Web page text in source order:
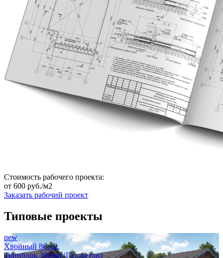
Стоимость рабочего проекта:
от 600 руб./м2
Заказать рабочий проект
Типовые проекты
new
Хвойный 86 м2
Твинблок 300мм (Газобетон)